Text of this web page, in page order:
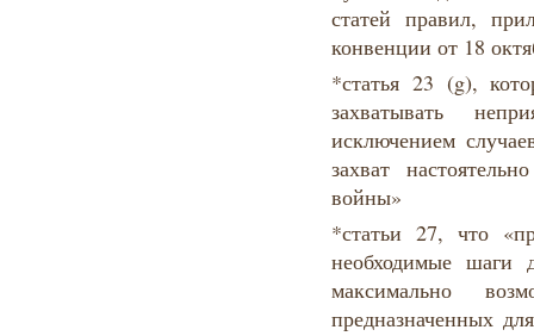
статей правил,
конвенции от 18
*статья 23 (g),
захватывать
исключением
захват
войны»
*статьи 27, что
необходимые шаги
максимально
предназначенных